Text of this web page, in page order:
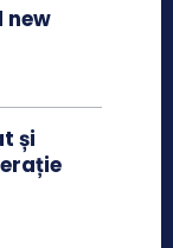
new
și